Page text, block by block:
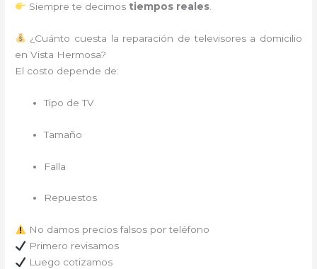
Siempre te decimos tiempos reales.
¿Cuánto cuesta la reparación de televisores a domicilio
en Vista Hermosa?
El costo depende de:
Tipo de TV
Tamaño
Falla
Repuestos
No damos precios falsos por teléfono
Primero revisamos
Luego cotizamos